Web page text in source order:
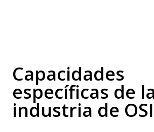
Capacidades
específicas de
industria de OSI